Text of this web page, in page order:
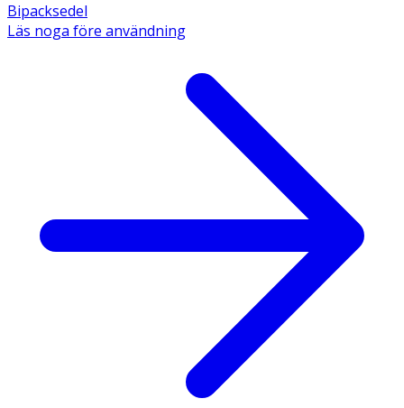
Bipacksedel
Läs noga före användning